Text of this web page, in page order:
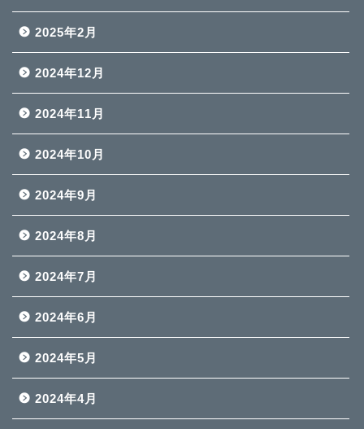
2025年2月
2024年12月
2024年11月
2024年10月
2024年9月
2024年8月
2024年7月
2024年6月
2024年5月
2024年4月